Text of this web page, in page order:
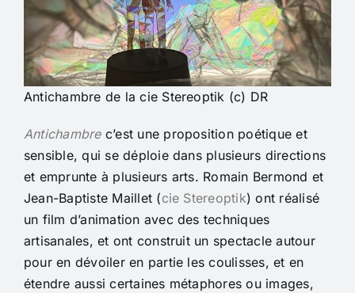
Antichambre de la cie Stereoptik (c) DR
Antichambrec’est une proposition poétique et
sensible, qui se déploie dans plusieurs directions
et emprunte à plusieurs arts. Romain Bermond et
Jean-Baptiste Maillet (cie Stereoptik) ont réalisé
un film d’animation avec des techniques
artisanales, et ont construit un spectacle autour
pour en dévoiler en partie les coulisses, et en
étendre aussi certaines métaphores ou images,